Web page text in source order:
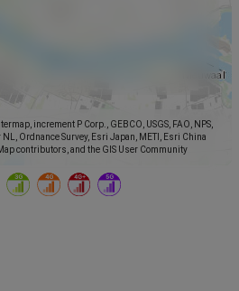
increment P Corp., GEBCO, USGS, FAO, NPS,
Ordnance Survey, Esri Japan, METI, Esri China
contributors, and the GIS User Community